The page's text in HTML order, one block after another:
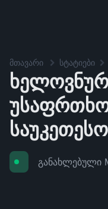
მთავარი სტატიები
უსაფრთხო
განახლებული